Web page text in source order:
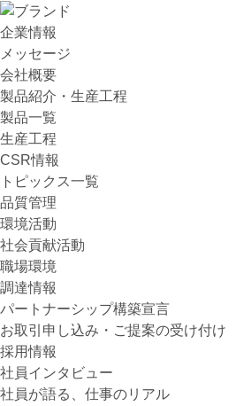
企業情報
メッセージ
会社概要
製品紹介・生産工程
製品一覧
生産工程
CSR情報
トピックス一覧
品質管理
環境活動
社会貢献活動
職場環境
調達情報
パートナーシップ構築宣言
お取引申し込み・ご提案の受け付け
採用情報
社員インタビュー
社員が語る、仕事のリアル